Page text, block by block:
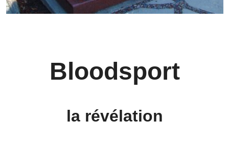
Bloodsport
la révélation